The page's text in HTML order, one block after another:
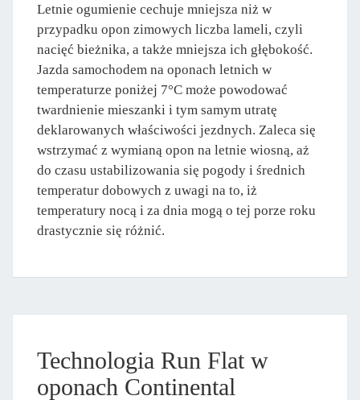
Letnie ogumienie cechuje mniejsza niż w
przypadku opon zimowych liczba lameli, czyli
nacięć bieżnika, a także mniejsza ich głębokość.
Jazda samochodem na oponach letnich w
temperaturze poniżej 7°C może powodować
twardnienie mieszanki i tym samym utratę
deklarowanych właściwości jezdnych. Zaleca się
wstrzymać z wymianą opon na letnie wiosną, aż
do czasu ustabilizowania się pogody i średnich
temperatur dobowych z uwagi na to, iż
temperatury nocą i za dnia mogą o tej porze roku
drastycznie się różnić.
Technologia Run Flat w
oponach Continental